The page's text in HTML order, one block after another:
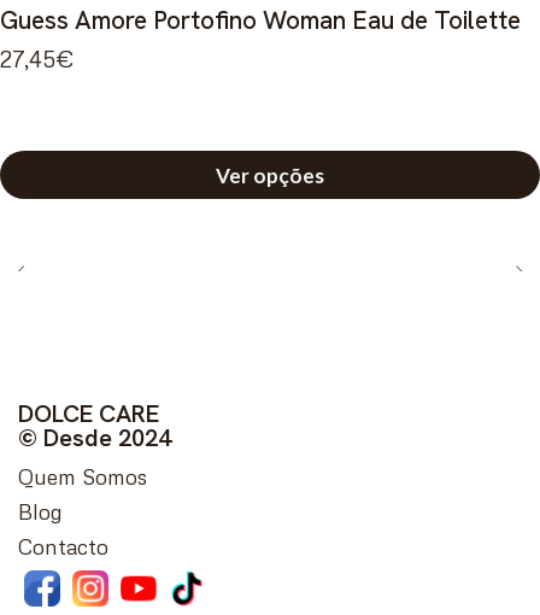
Guess Amore Portofino Woman Eau de Toilette
27,45€
Ver opções
DOLCE CARE
© Desde 2024
Quem Somos
Blog
Contacto